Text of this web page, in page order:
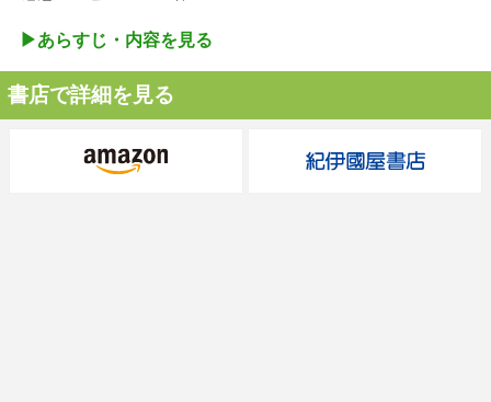
▶︎あらすじ・内容を見る
書店で詳細を見る